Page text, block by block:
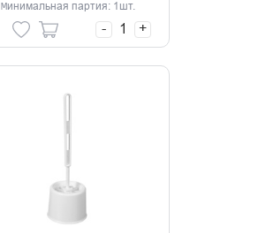
Минимальная партия: 1шт.
- +